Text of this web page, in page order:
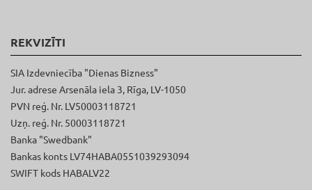
REKVIZĪTI
SIA Izdevniecība "Dienas Bizness"
Jur. adrese Arsenāla iela 3, Rīga, LV-1050
PVN reģ. Nr. LV50003118721
Uzņ. reģ. Nr. 50003118721
Banka "Swedbank"
Bankas konts LV74HABA0551039293094
SWIFT kods HABALV22